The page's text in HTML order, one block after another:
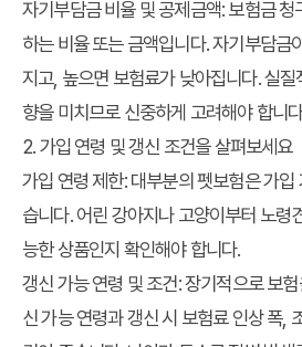
자기부담금 비율 및 공제금액:보험금 청
하는 비율 또는 금액입니다. 자기부담금
지고, 높으면 보험료가 낮아집니다. 실
향을 미치므로 신중하게 고려해야 합니
2. 가입 연령 및 갱신 조건을 살펴보세요
가입 연령 제한:대부분의 펫보험은 가입
습니다. 어린 강아지나 고양이부터 노령
능한 상품인지 확인해야 합니다.
갱신 가능 연령 및 조건:장기적으로 보험
신 가능 연령과 갱신 시 보험료 인상 폭,